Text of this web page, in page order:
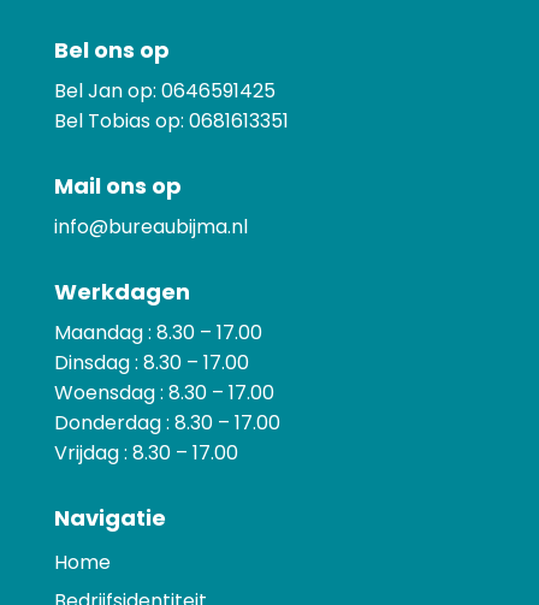
Bel ons op
Bel Jan op: 0646591425
Bel Tobias op: 0681613351
Mail ons op
info@bureaubijma.nl
Werkdagen
Maandag : 8.30 – 17.00
Dinsdag : 8.30 – 17.00
Woensdag : 8.30 – 17.00
Donderdag : 8.30 – 17.00
Vrijdag : 8.30 – 17.00
Navigatie
Home